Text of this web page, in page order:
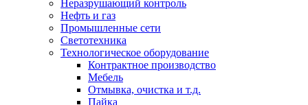
Неразрушающий контроль
Нефть и газ
Промышленные сети
Светотехника
Технологическое оборудование
Контрактное производство
Мебель
Отмывка, очистка и т.д.
Пайка